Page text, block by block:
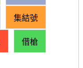
集結號
借槍